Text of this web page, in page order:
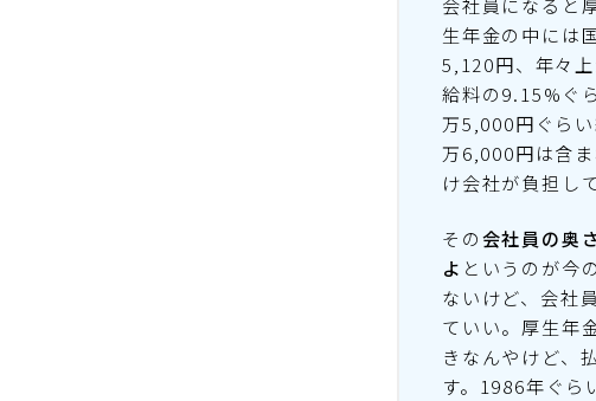
生年金の中には
5,120円、年々上
給料の9.15%ぐ
万5,000円ぐら
万6,000円は含
け会社が負担し
その会社員の奥
よ というのが今
ないけど、会社
ていい。厚生年
きなんやけど、
す。1986年ぐら